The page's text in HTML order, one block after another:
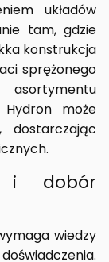
układów
tam, gdzie
konstrukcja
sprężonego
może
dostarczając
i dobór
wiedzy
szczegóły